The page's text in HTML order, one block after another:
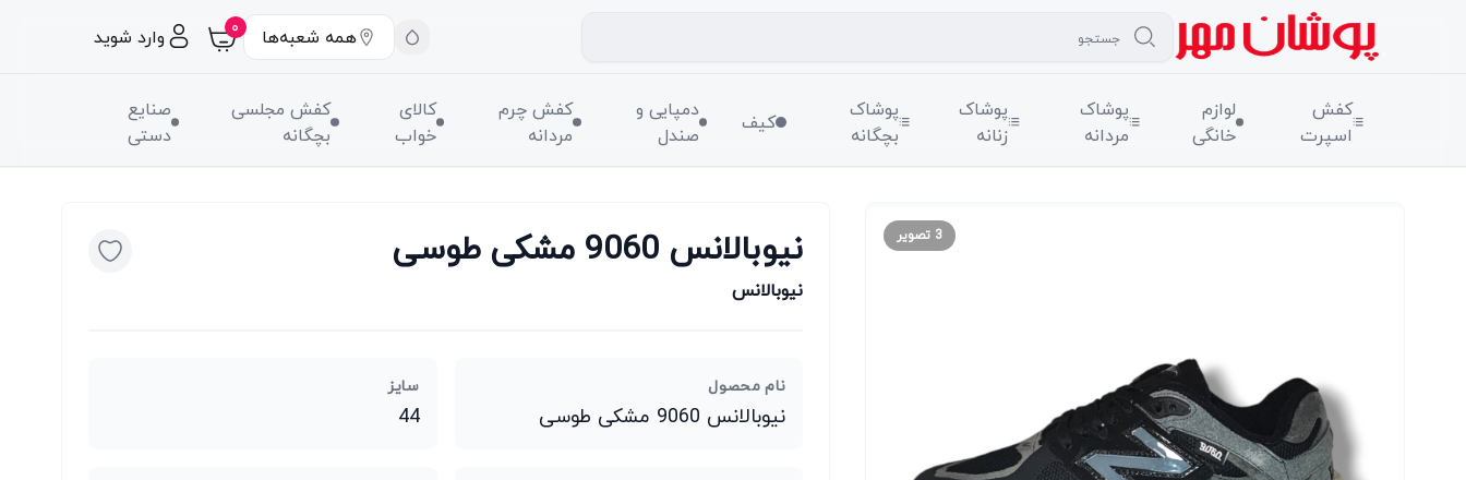
همه شعبه‌ها ۰ وارد شوید
کفش
اسپرت
لوازم
خانگی
پوشاک
مردانه
پوشاک
زنانه
پوشاک
بچگانه
کیف
دمپایی و
صندل
کفش چرم
مردانه
کالای
خواب
کفش مجلسی
بچگانه
صنایع
دستی
3 تصویر نیوبالانس 9060 مشکی طوسی
نیوبالانس
نام محصول
نیوبالانس 9060 مشکی طوسی
سایز
44